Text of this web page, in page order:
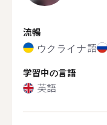
流暢
ウクライナ語
学習中の言語
英語